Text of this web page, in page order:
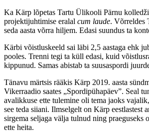
Ka Kärp lõpetas Tartu Ülikooli Pärnu
projektijuhtimise eralal cum laude. Võrreldes
seda aasta võrra hiljem. Edasi suundus ta
Kärbi võistluskeeld sai läbi 2,5 aastaga ehk
pooles. Trenni tegi ta küll edasi, kuid
kippunud. Samas abistab ta suusaspordi
Tänavu märtsis rääkis Kärp 2019. aasta
Vikerraadio saates „Spordipühapäev”. Seal
avalikkuse ette tulemine oli tema jaoks
see teda siiani. Ilmselgelt on Kärp eestlastest
sirgema seljaga välja tulnud ning praeguseks
ette heita.